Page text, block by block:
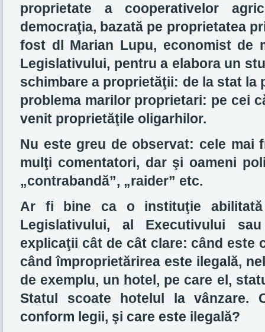
proprietate a cooperativelor
democraţia, bazată pe proprietatea
fost dl Marian Lupu, economist de
Legislativului, pentru a elabora un
schimbare a proprietăţii: de la stat la
problema marilor proprietari: pe cei
venit proprietăţile oligarhilor.
Nu este greu de observat: cele mai
mulţi comentatori, dar şi oameni
„contrabandă”, „raider” etc.
Ar fi bine ca o instituţie
Legislativului, al Executivului
explicaţii cât de cât clare: când este
când împroprietărirea este ilegală,
de exemplu, un hotel, pe care el,
Statul scoate hotelul la vânzare.
conform legii, şi care este ilegală?